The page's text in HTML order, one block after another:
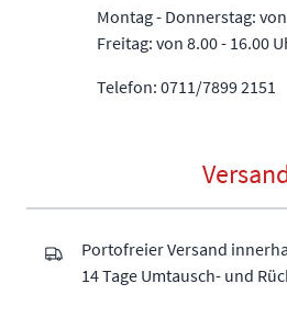
Montag - Donnerstag:
Freitag: von 8.00 - 16.00
Telefon: 0711/7899 2151
Portofreier Versand
14 Tage Umtausch- und